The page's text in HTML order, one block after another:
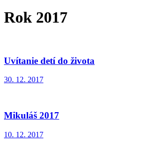
Rok 2017
Uvítanie detí do života
30. 12. 2017
Mikuláš 2017
10. 12. 2017